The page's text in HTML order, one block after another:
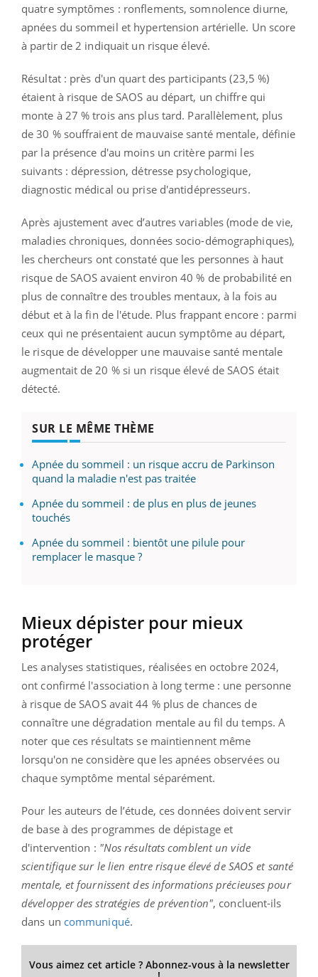
quatre symptômes : ronflements, somnolence diurne,
apnées du sommeil et hypertension artérielle. Un score
à partir de 2 indiquait un risque élevé.
Résultat : près d'un quart des participants (23,5 %)
étaient à risque de SAOS au départ, un chiffre qui
monte à 27 % trois ans plus tard. Parallèlement, plus
de 30 % souffraient de mauvaise santé mentale, définie
par la présence d'au moins un critère parmi les
suivants : dépression, détresse psychologique,
diagnostic médical ou prise d'antidépresseurs.
Après ajustement avec d’autres variables (mode de vie,
maladies chroniques, données socio-démographiques),
les chercheurs ont constaté que les personnes à haut
risque de SAOS avaient environ 40 % de probabilité en
plus de connaître des troubles mentaux, à la fois au
début et à la fin de l'étude. Plus frappant encore : parmi
ceux qui ne présentaient aucun symptôme au départ,
le risque de développer une mauvaise santé mentale
augmentait de 20 % si un risque élevé de SAOS était
détecté.
SUR LE MÊME THÈME
Apnée du sommeil : un risque accru de Parkinson
quand la maladie n'est pas traitée
Apnée du sommeil : de plus en plus de jeunes
touchés
Apnée du sommeil : bientôt une pilule pour
remplacer le masque ?
Mieux dépister pour mieux
protéger
Les analyses statistiques, réalisées en octobre 2024,
ont confirmé l'association à long terme : une personne
à risque de SAOS avait 44 % plus de chances de
connaître une dégradation mentale au fil du temps. A
noter que ces résultats se maintiennent même
lorsqu'on ne considère que les apnées observées ou
chaque symptôme mental séparément.
Pour les auteurs de l’étude, ces données doivent servir
de base à des programmes de dépistage et
d'intervention : "Nos résultats comblent un vide
scientifique sur le lien entre risque élevé de SAOS et santé
mentale, et fournissent des informations précieuses pour
développer des stratégies de prévention", concluent-ils
dans un communiqué.
Vous aimez cet article ? Abonnez-vous à la newsletter